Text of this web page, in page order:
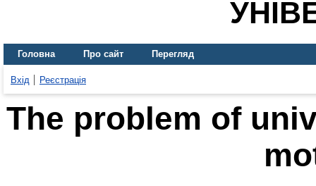
Головна Про сайт Перегляд
Вхід Реєстрація
The problem of